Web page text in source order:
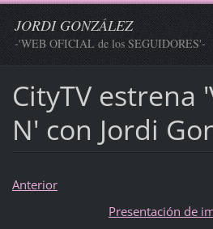
JORDI GONZÁLEZ
-'WEB OFICIAL de los SEGUIDORES'-
CityTV estrena
N' con Jordi
Anterior
Presentación de